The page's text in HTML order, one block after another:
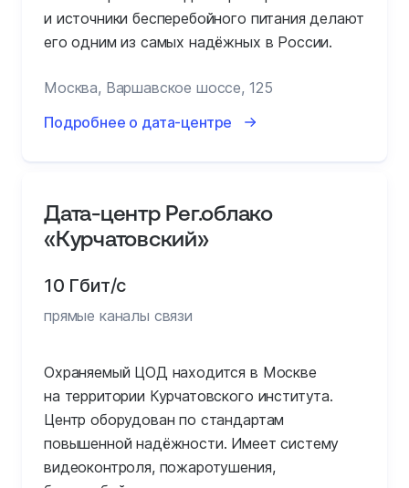
и источники бесперебойного питания делают
его одним из самых надёжных в России.
Москва, Варшавское шоссе, 125
Подробнее о дата-центре
Дата-центр Рег.облако
«Курчатовский»
10 Гбит/с
прямые каналы связи
Охраняемый ЦОД находится в Москве
на территории Курчатовского института.
Центр оборудован по стандартам
повышенной надёжности. Имеет систему
видеоконтроля, пожаротушения,